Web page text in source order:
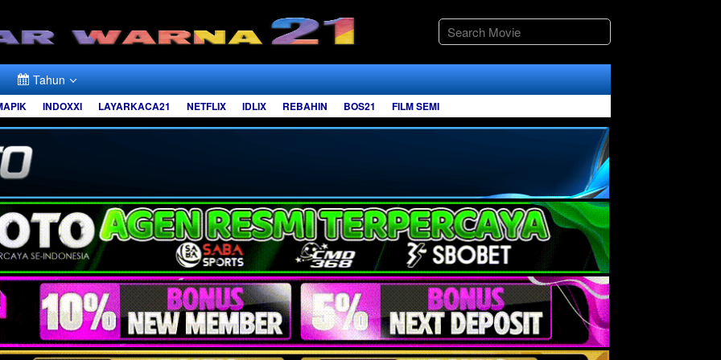
Tahun
INDOXXI LAYARKACA21 NETFLIX IDLIX REBAHIN BOS21 FILM SEMI